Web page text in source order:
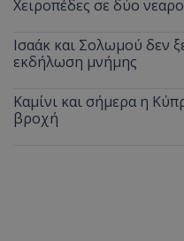
Χειροπέδες σε δύο
Ισαάκ και Σολωμού δεν
εκδήλωση μνήμης
Καμίνι και σήμερα η
βροχή
χωρίς τα απολύτως
Ονοματεπώνυμο
usprivacy